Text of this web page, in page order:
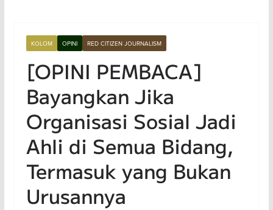
KOLOM OPINI RED CITIZEN JOURNALISM
[OPINI PEMBACA]
Bayangkan Jika
Organisasi Sosial Jadi
Ahli di Semua Bidang,
Termasuk yang Bukan
Urusannya